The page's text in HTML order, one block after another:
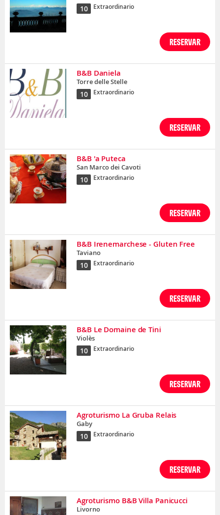
10 Extraordinario
RESERVAR
B&B Daniela
Torre delle Stelle
10 Extraordinario
RESERVAR
B&B 'a Puteca
San Marco dei Cavoti
10 Extraordinario
RESERVAR
B&B Irenemarchese - Gluten Free
Taviano
10 Extraordinario
RESERVAR
B&B Le Domaine de Tini
Violès
10 Extraordinario
RESERVAR
Agroturismo La Gruba Relais
Gaby
10 Extraordinario
RESERVAR
Agroturismo B&B Villa Panicucci
Livorno